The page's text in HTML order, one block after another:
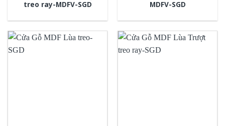
treo ray-MDFV-SGD
MDFV-SGD